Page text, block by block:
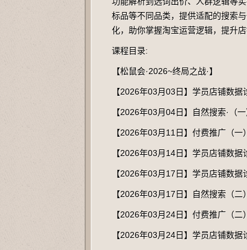
标品等不同品类，提供适配的搜索
化，助你掌握淘宝运营逻辑，提升店
课程目录:
【松鼠会·2026~终局之战·】
【2026年03月03日】学员店铺数据
【2026年03月04日】自然搜索·（
【2026年03月11日】付费推广（
【2026年03月14日】学员店铺数据
【2026年03月17日】学员店铺数据
【2026年03月17日】自然搜索（
【2026年03月24日】付费推广（
【2026年03月24日】学员店铺数据